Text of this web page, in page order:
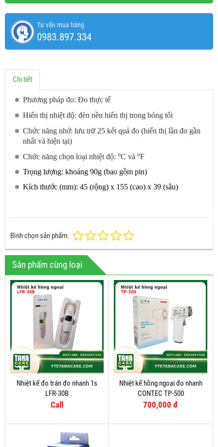
Tư vấn mua hàng
0983.897.334
Chi tiết
Phương pháp đo: Đo thực tế
Hiển thị nhiệt độ: đèn nền hiển thị trong bóng tối
Chức năng nhớ: lưu trữ 25 kết quả đo (hiển thị lần đo gần
nhất và hiện tại)
Chức năng chọn loại nhiệt độ: oC và oF
Trọng lượng: khoảng 90g (bao gồm pin)
Kích thước (mm): 45 (rộng) x 155 (cao) x 39 (sâu)
Bình chọn sản phẩm:
Sản phẩm cùng loại
Nhiệt kế đo trán đo nhanh 1s
LFR-30B
Call
Nhiệt kế hồng ngoại đo nhanh
CONTEC TP-500
700,000 đ